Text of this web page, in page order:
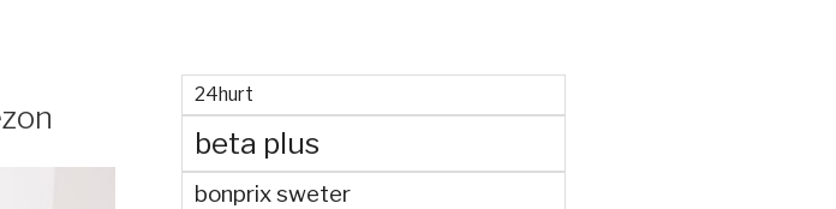
24hurt
beta plus
bonprix sweter